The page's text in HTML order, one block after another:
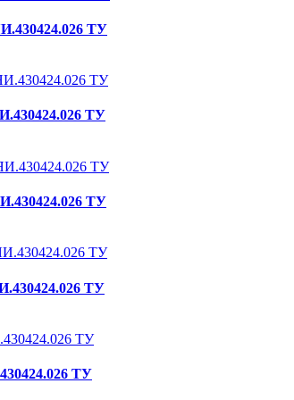
ТУ
ТУ
ТУ
ТУ
ТУ